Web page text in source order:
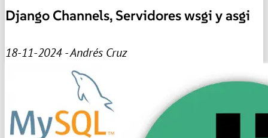
Django Channels, Servidores wsgi y asgi
18-11-2024 - Andrés Cruz